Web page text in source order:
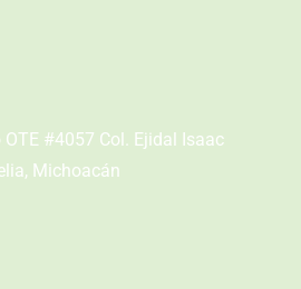
#4057 Col. Ejidal Isaac
Michoacán